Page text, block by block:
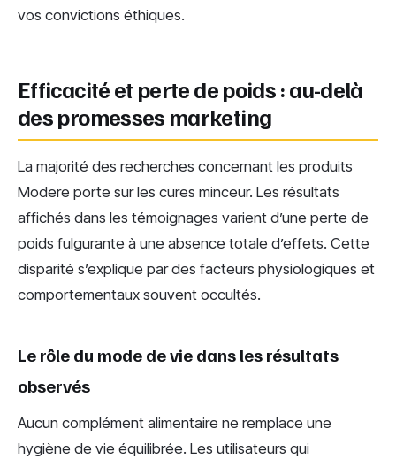
vos convictions éthiques.
Efficacité et perte de poids : au-delà
des promesses marketing
La majorité des recherches concernant les produits
Modere porte sur les cures minceur. Les résultats
affichés dans les témoignages varient d’une perte de
poids fulgurante à une absence totale d’effets. Cette
disparité s’explique par des facteurs physiologiques et
comportementaux souvent occultés.
Le rôle du mode de vie dans les résultats
observés
Aucun complément alimentaire ne remplace une
hygiène de vie équilibrée. Les utilisateurs qui